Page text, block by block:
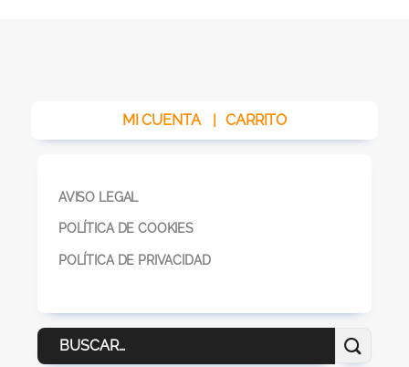
MI CUENTA | CARRITO
AVISO LEGAL
POLÍTICA DE COOKIES
POLÍTICA DE PRIVACIDAD
Buscar
por: